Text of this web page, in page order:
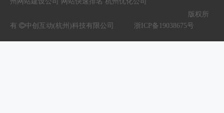
版权所
有 中创互动(杭州)科技有限公司 浙ICP备19038675号